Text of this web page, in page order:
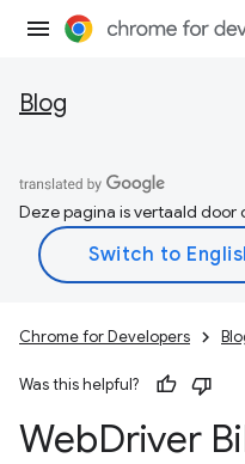
Blog
Deze pagina is vertaald door
Chrome for Developers
Was this helpful?
WebDriver Bi